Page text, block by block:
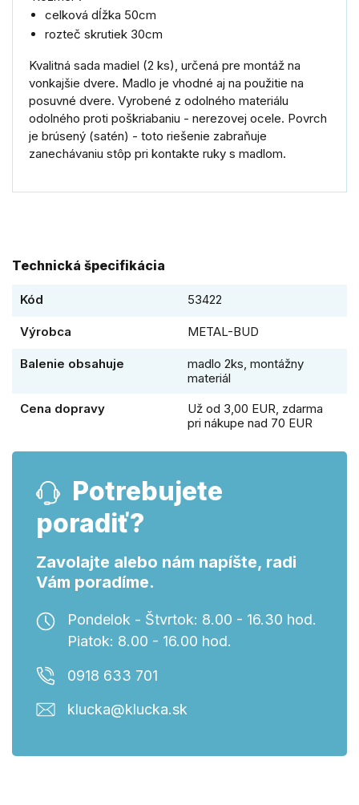
celková dĺžka 50cm
rozteč skrutiek 30cm
Kvalitná sada madiel (2 ks), určená pre montáž na
vonkajšie dvere. Madlo je vhodné aj na použitie na
posuvné dvere. Vyrobené z odolného materiálu
odolného proti poškriabaniu - nerezovej ocele. Povrch
je brúsený (satén) - toto riešenie zabraňuje
zanechávaniu stôp pri kontakte ruky s madlom.
Technická špecifikácia
Kód 53422
Výrobca METAL-BUD
Balenie obsahuje
madlo 2ks, montážny
materiál
Cena dopravy
Už od 3,00 EUR, zdarma
pri nákupe nad 70 EUR
Potrebujete
poradiť?
Zavolajte alebo nám napíšte, radi
Vám poradíme.
Pondelok - Štvrtok: 8.00 - 16.30 hod.
Piatok: 8.00 - 16.00 hod.
0918 633 701
klucka@klucka.sk